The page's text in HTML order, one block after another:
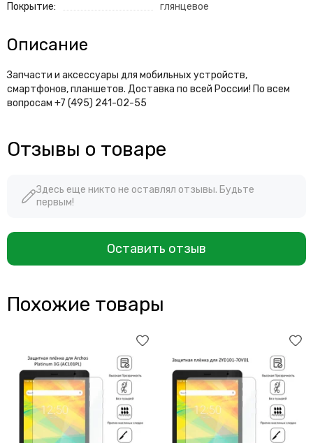
Покрытие: глянцевое
Описание
Запчасти и аксессуары для мобильных устройств,
смартфонов, планшетов. Доставка по всей России! По всем
вопросам +7 (495) 241-02-55
Отзывы о товаре
Здесь еще никто не оставлял отзывы. Будьте
первым!
Оставить отзыв
Похожие товары